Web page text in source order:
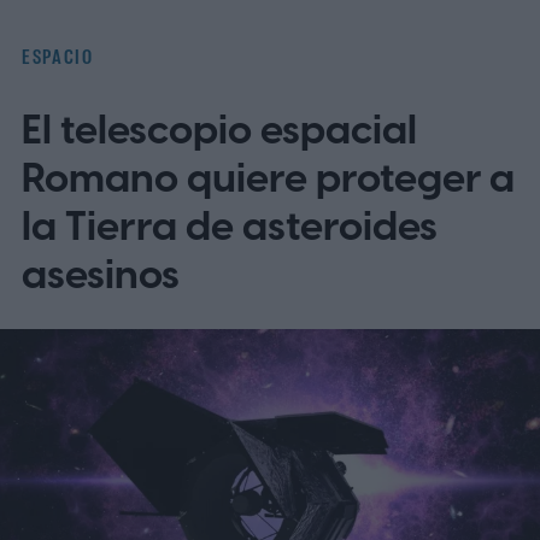
ESPACIO
El telescopio espacial
Romano quiere proteger a
la Tierra de asteroides
asesinos